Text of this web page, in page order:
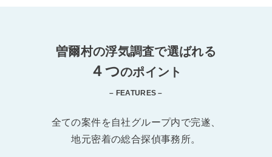
曽爾村の浮気調査で選ばれる
４つのポイント
– FEATURES –
全ての案件を自社グループ内で完遂、
地元密着の総合探偵事務所。